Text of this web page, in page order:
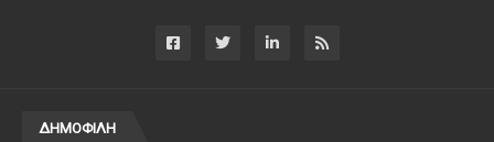
ΔΗΜΟΦΙΛΗ